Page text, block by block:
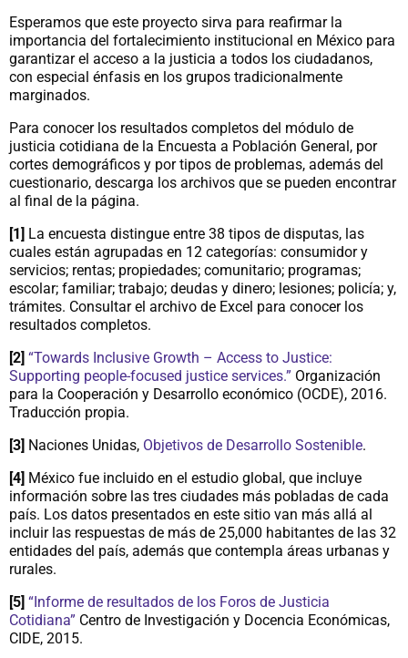
Esperamos que este proyecto sirva para reafirmar la
importancia del fortalecimiento institucional en México para
garantizar el acceso a la justicia a todos los ciudadanos,
con especial énfasis en los grupos tradicionalmente
marginados.
Para conocer los resultados completos del módulo de
justicia cotidiana de la Encuesta a Población General, por
cortes demográficos y por tipos de problemas, además del
cuestionario, descarga los archivos que se pueden encontrar
al final de la página.
[1] La encuesta distingue entre 38 tipos de disputas, las
cuales están agrupadas en 12 categorías: consumidor y
servicios; rentas; propiedades; comunitario; programas;
escolar; familiar; trabajo; deudas y dinero; lesiones; policía; y,
trámites. Consultar el archivo de Excel para conocer los
resultados completos.
[2] “Towards Inclusive Growth – Access to Justice:
Supporting people-focused justice services.” Organización
para la Cooperación y Desarrollo económico (OCDE), 2016.
Traducción propia.
[3] Naciones Unidas, Objetivos de Desarrollo Sostenible.
[4] México fue incluido en el estudio global, que incluye
información sobre las tres ciudades más pobladas de cada
país. Los datos presentados en este sitio van más allá al
incluir las respuestas de más de 25,000 habitantes de las 32
entidades del país, además que contempla áreas urbanas y
rurales.
[5] “Informe de resultados de los Foros de Justicia
Cotidiana” Centro de Investigación y Docencia Económicas,
CIDE, 2015.